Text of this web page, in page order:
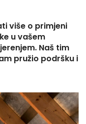
više o primjeni
u vašem
Naš tim
pružio podršku i